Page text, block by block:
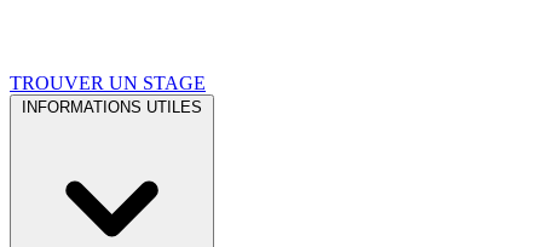
TROUVER UN STAGE
INFORMATIONS UTILES